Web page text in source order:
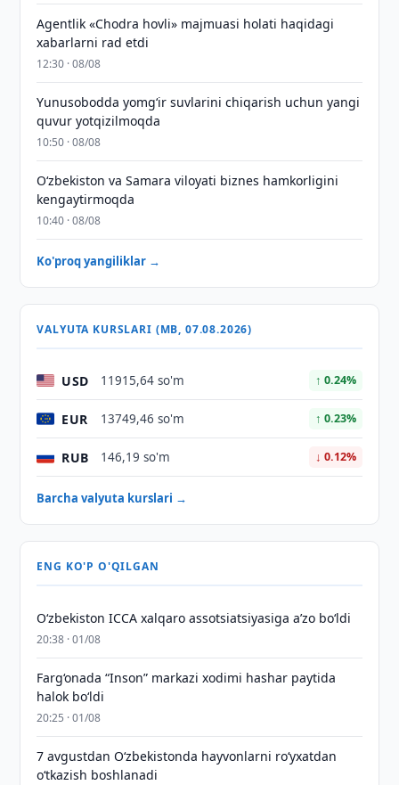
Agentlik «Chodra hovli» majmuasi holati haqidagi
xabarlarni rad etdi
12:30 · 08/08
Yunusobodda yomg‘ir suvlarini chiqarish uchun yangi
quvur yotqizilmoqda
10:50 · 08/08
Oʻzbekiston va Samara viloyati biznes hamkorligini
kengaytirmoqda
10:40 · 08/08
Ko'proq yangiliklar →
VALYUTA KURSLARI (MB, 07.08.2026)
USD 11915,64 so'm ↑ 0.24%
EUR 13749,46 so'm ↑ 0.23%
RUB 146,19 so'm ↓ 0.12%
Barcha valyuta kurslari →
ENG KO'P O'QILGAN
O‘zbekiston ICCA xalqaro assotsiatsiyasiga aʼzo bo‘ldi
20:38 · 01/08
Farg‘onada “Inson” markazi xodimi hashar paytida
halok bo‘ldi
20:25 · 01/08
7 avgustdan O‘zbekistonda hayvonlarni ro‘yxatdan
o‘tkazish boshlanadi